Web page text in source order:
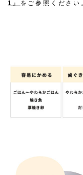
1』 をご参照ください